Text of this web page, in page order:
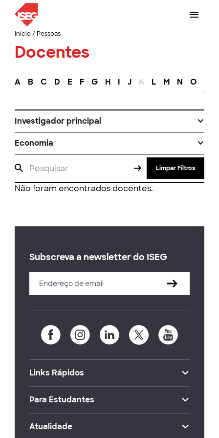
Início/ Pessoas
Docentes
A B C D E F G H I J K L M N O
Investigador principal
Economia
Limpar Filtros
Não foram encontrados docentes.
Subscreva a newsletter do ISEG
Links Rápidos
Para Estudantes
Atualidade